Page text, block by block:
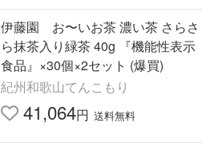
伊藤園 お〜いお茶 濃い茶 さらさ
ら抹茶入り緑茶 40g 『機能性表示
食品』×30個×2セット (爆買)
紀州和歌山てんこもり
41,064円 送料無料